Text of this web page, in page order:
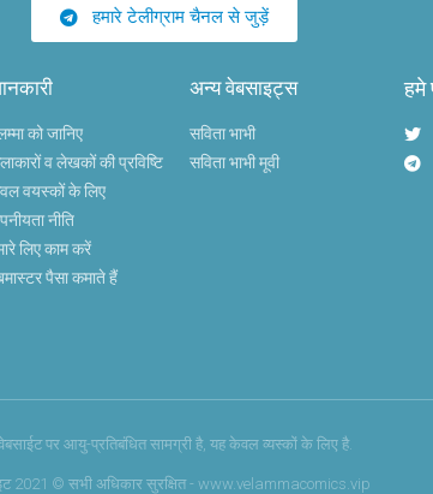
हमारे टेलीग्राम चैनल से जुड़ें
को जानिए
व लेखकों की प्रविष्टि
वयस्कों के लिए
नीति
लिए काम करें
पैसा कमाते हैं
अन्य वेबसाइट्स
सविता भाभी
सविता भाभी मूवी
हमे
पर आयु-प्रतिबंधित सामग्री है, यह केवल व्यस्कों के लिए है.
2021 © सभी अधिकार सुरक्षित - www.velammacomics.vip